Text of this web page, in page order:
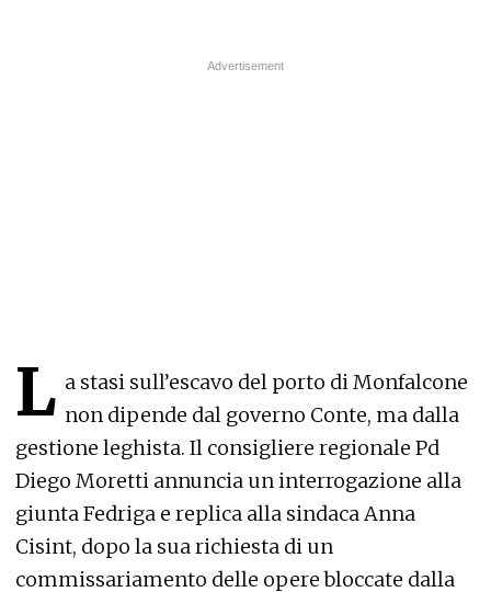
L a stasi sull’escavo del porto di Monfalcone
non dipende dal governo Conte, ma dalla
gestione leghista. Il consigliere regionale Pd
Diego Moretti annuncia un interrogazione alla
giunta Fedriga e replica alla sindaca Anna
Cisint, dopo la sua richiesta di un
commissariamento delle opere bloccate dalla